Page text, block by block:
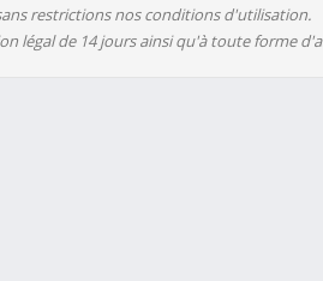
restrictions nos conditions d'utilisation.
légal de 14 jours ainsi qu'à toute forme